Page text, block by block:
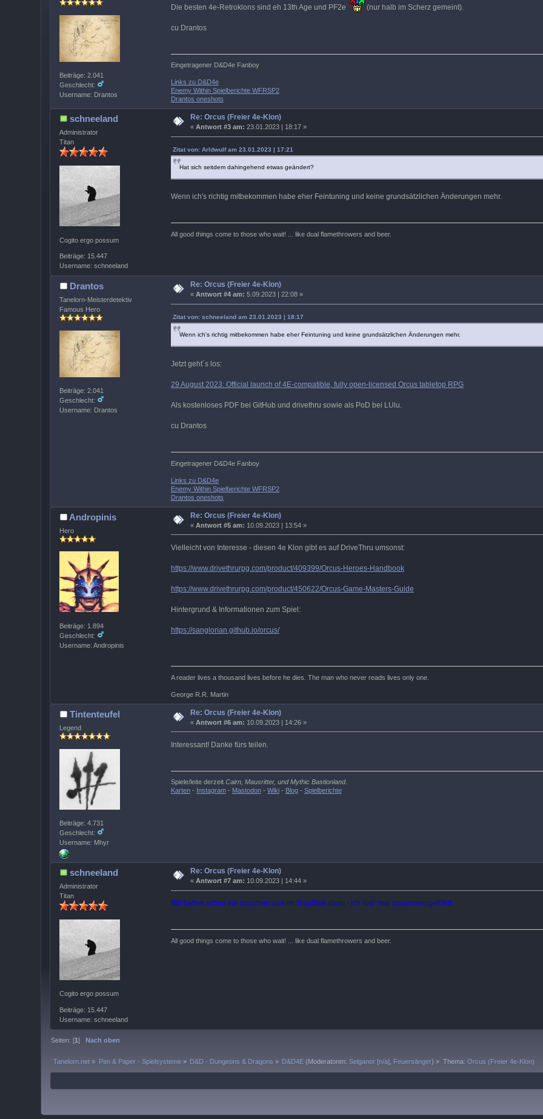
Beiträge: 2.041
Geschlecht:
Username: Drantos
Die besten 4e-Retroklons sind eh 13th Age und PF2e (nur halb im Scherz gemeint).
cu Drantos
Eingetragener D&D4e Fanboy
Links zu D&D4e
Enemy Within Spielberichte WFRSP2
Drantos oneshots
schneeland
Administrator
Titan
Cogito ergo possum
Beiträge: 15.447
Username: schneeland
Re: Orcus (Freier 4e-Klon)
«Antwort #3 am: 23.01.2023 | 18:17 »
Zitat von: Arldwulf am 23.01.2023 | 17:21
Hat sich seitdem dahingehend etwas geändert?
Wenn ich's richtig mitbekommen habe eher Feintuning und keine grundsätzlichen Änderungen mehr.
All good things come to those who wait! ... like dual flamethrowers and beer.
Drantos
Tanelorn-Meisterdetektiv
Famous Hero
Beiträge: 2.041
Geschlecht:
Username: Drantos
Re: Orcus (Freier 4e-Klon)
«Antwort #4 am: 5.09.2023 | 22:08 »
Zitat von: schneeland am 23.01.2023 | 18:17
Wenn ich's richtig mitbekommen habe eher Feintuning und keine grundsätzlichen Änderungen mehr.
Jetzt geht´s los:
29 August 2023: Official launch of 4E-compatible, fully open-licensed Orcus tabletop RPG
Als kostenloses PDF bei GitHub und drivethru sowie als PoD bei LUlu.
cu Drantos
Eingetragener D&D4e Fanboy
Links zu D&D4e
Enemy Within Spielberichte WFRSP2
Drantos oneshots
Andropinis
Hero
Beiträge: 1.894
Geschlecht:
Username: Andropinis
Re: Orcus (Freier 4e-Klon)
«Antwort #5 am: 10.09.2023 | 13:54 »
Vielleicht von Interesse - diesen 4e Klon gibt es auf DriveThru umsonst:
https://www.drivethrurpg.com/product/409399/Orcus-Heroes-Handbook
https://www.drivethrurpg.com/product/450622/Orcus-Game-Masters-Guide
Hintergrund & Informationen zum Spiel:
https://sanglorian.github.io/orcus/
A reader lives a thousand lives before he dies. The man who never reads lives only one.
George R.R. Martin
Tintenteufel
Legend
Beiträge: 4.731
Geschlecht:
Username: Mhyr
Re: Orcus (Freier 4e-Klon)
«Antwort #6 am: 10.09.2023 | 14:26 »
Interessant! Danke fürs teilen.
Spiele/leite derzeit Cairn, Mausritter, und Mythic Bastionland.
Karten- Instagram- Mastodon- Wiki- Blog- Spielberichte
schneeland
Administrator
Titan
Cogito ergo possum
Beiträge: 15.447
Username: schneeland
Re: Orcus (Freier 4e-Klon)
«Antwort #7 am: 10.09.2023 | 14:44 »
Wir hatten schon ein bisschen was im Smalltalk dazu - ich hab' mal zusammengeführt.
All good things come to those who wait! ... like dual flamethrowers and beer.
Seiten: [1]
Nach oben
Tanelorn.net » Pen & Paper - Spielsysteme» D&D - Dungeons & Dragons » D&D4E (Moderatoren:Selganor [n/a] Feuersänger) » Thema: Orcus (Freier 4e-Klon)